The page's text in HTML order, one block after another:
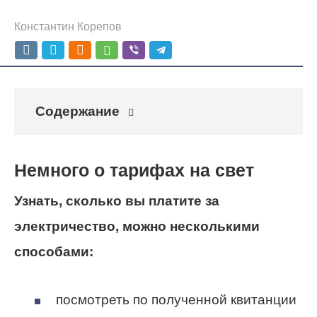
Константин Корепов
Содержание
Немного о тарифах на свет
Узнать, сколько вы платите за
электричество, можно несколькими
способами:
посмотреть по полученной квитанции